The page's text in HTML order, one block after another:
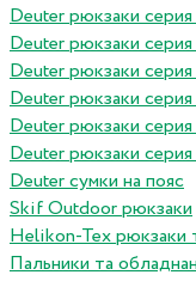
Deuter рюкзаки
Deuter рюкзаки
Deuter рюкзаки
Deuter рюкзаки
Deuter рюкзаки
Deuter рюкзаки
Deuter сумки на пояс
Skif Outdoor рюкзаки
Helikon-Tex рюкзаки
Пальники та